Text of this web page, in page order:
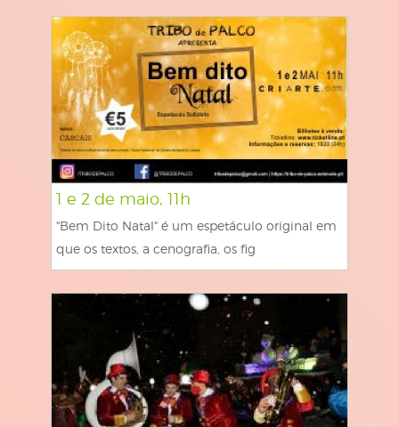
1 e 2 de maio, 11h
"Bem Dito Natal" é um espetáculo original em
que os textos, a cenografia, os fig